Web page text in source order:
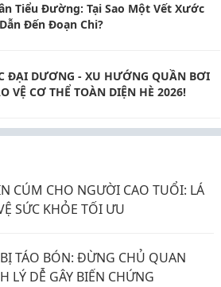
Tiểu Đường: Tại Sao Một Vết Xước
Đến Đoạn Chi?
ĐẠI DƯƠNG - XU HƯỚNG QUẦN BƠI
VỆ CƠ THỂ TOÀN DIỆN HÈ 2026!
CÚM CHO NGƯỜI CAO TUỔI: LÁ
SỨC KHỎE TỐI ƯU
TÁO BÓN: ĐỪNG CHỦ QUAN
LÝ DỄ GÂY BIẾN CHỨNG